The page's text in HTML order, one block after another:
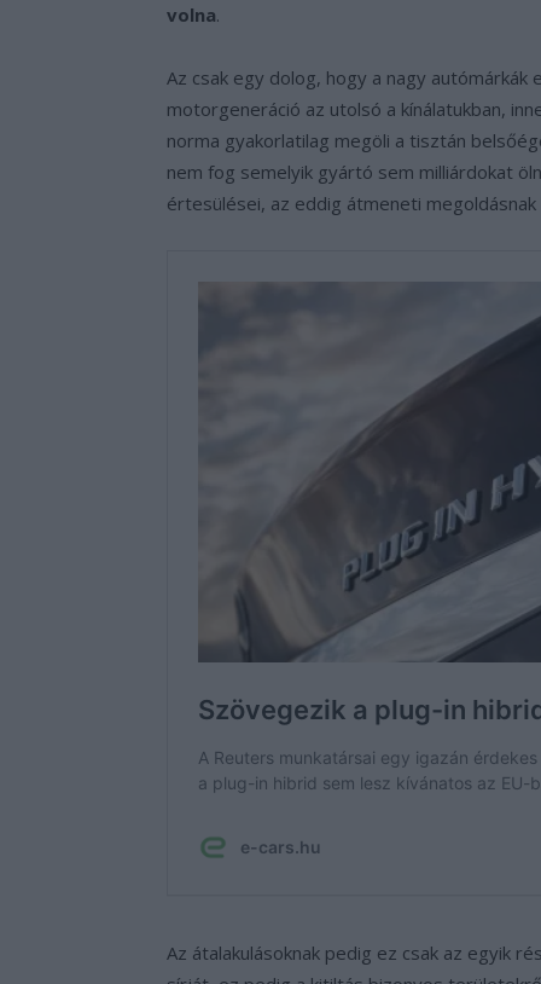
volna.
Az csak egy dolog, hogy a nagy
motorgeneráció az utolsó a kínálatukban,
norma gyakorlatilag megöli a tisztán
nem fog semelyik gyártó sem milliárdokat
értesülései, az eddig átmeneti
Az átalakulásoknak pedig ez csak az egyik